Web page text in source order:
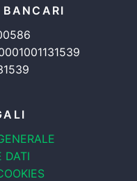
DATI